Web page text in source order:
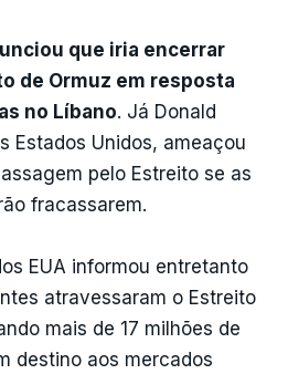
que iria encerrar
de Ormuz em resposta
no Líbano. Já Donald
Estados Unidos, ameaçou
pelo Estreito se as
fracassarem.
EUA informou entretanto
atravessaram o Estreito
mais de 17 milhões de
destino aos mercados